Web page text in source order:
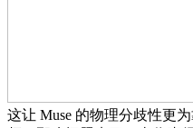
这让 Muse 的物理分歧性更